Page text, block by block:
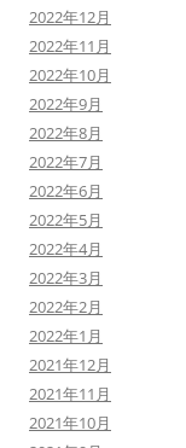
2022年12月
2022年11月
2022年10月
2022年9月
2022年8月
2022年7月
2022年6月
2022年5月
2022年4月
2022年3月
2022年2月
2022年1月
2021年12月
2021年11月
2021年10月